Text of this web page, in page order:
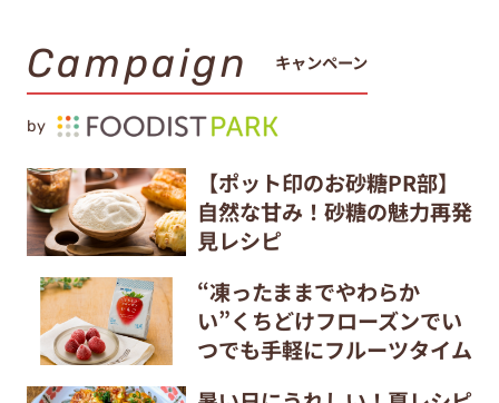
Campaign キャンペーン
by
【ポット印のお砂糖PR部】
自然な甘み！砂糖の魅力再発
見レシピ
“凍ったままでやわらか
い”くちどけフローズンでい
つでも手軽にフルーツタイム